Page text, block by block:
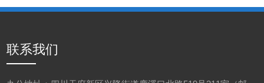
光。公司展示了酒石酸衍生物系列、手性胺系列、药物
联系我们